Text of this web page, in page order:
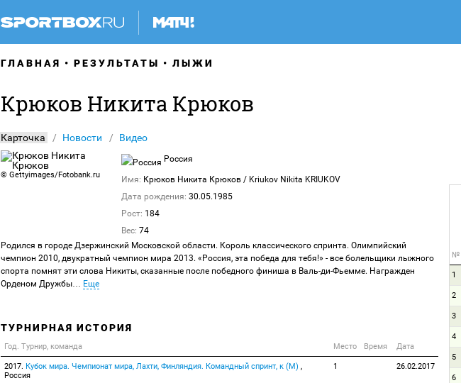
ГЛАВНАЯ РЕЗУЛЬТАТЫ ЛЫЖИ
Крюков Никита Крюков
Карточка Новости Видео
© Gettyimages/Fotobank.ru
Россия
Имя: Крюков Никита Крюков / Kriukov Nikita KRIUKOV
Дата рождения: 30.05.1985
Рост: 184
Вес: 74
Родился в городе Дзержинский Московской области. Король классического спринта. Олимпийский
чемпион 2010, двукратный чемпион мира 2013. «Россия, эта победа для тебя!» - все болельщики лыжного
спорта помнят эти слова Никиты, сказанные после победного финиша в Валь-ди-Фьемме. Награжден
Орденом Дружбы… Еще
ТУРНИРНАЯ ИСТОРИЯ
Год. Турнир, команда Место Время Дата
2017. Кубок мира. Чемпионат мира, Лахти, Финляндия. Командный спринт, к (М) ,
Россия
1 26.02.2017
№
1
2
3
4
5
6